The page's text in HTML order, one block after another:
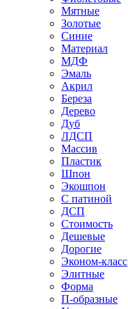
Мятные
Золотые
Синие
Материал
МДФ
Эмаль
Акрил
Береза
Дерево
Дуб
ЛДСП
Массив
Пластик
Шпон
Экошпон
С патиной
ДСП
Стоимость
Дешевые
Дорогие
Эконом-класс
Элитные
Форма
П-образные